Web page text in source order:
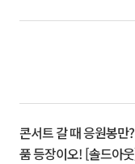
콘서트 갈 때 응원봉
품 등장이오! [솔드아